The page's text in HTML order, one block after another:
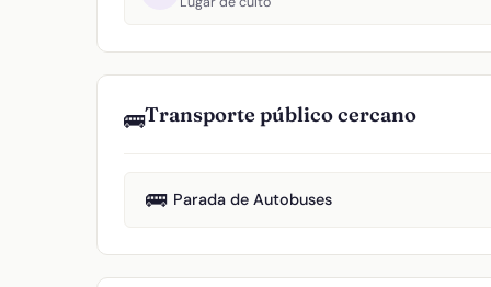
🚌Transporte público cercano
🚌 Parada de Autobuses